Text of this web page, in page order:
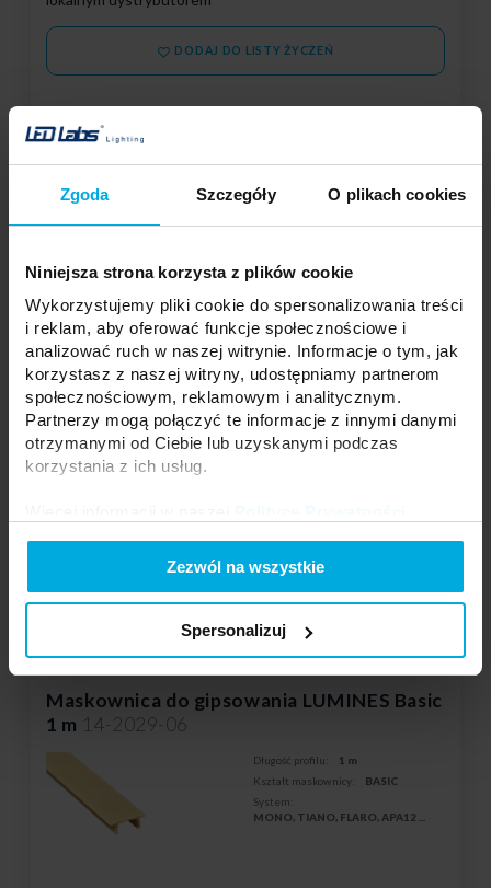
Zgoda Szczegóły O plikach cookies
Niniejsza strona korzysta z plików cookie
Wykorzystujemy pliki cookie do spersonalizowania treści
i reklam, aby oferować funkcje społecznościowe i
analizować ruch w naszej witrynie. Informacje o tym, jak
korzystasz z naszej witryny, udostępniamy partnerom
społecznościowym, reklamowym i analitycznym.
Partnerzy mogą połączyć te informacje z innymi danymi
otrzymanymi od Ciebie lub uzyskanymi podczas
korzystania z ich usług.
Zezwól na wszystkie
Spersonalizuj
DODAJ DO LISTY ŻYCZEŃ
Podmiot odpowiedzialny: LED Labs S.A., ul. Zakopiańska 2C, 30-418
Sprężyna montażowa LUMINES
Spręzyna montażowa
System:
W, inSILEDA, inDILEDA, INSO
Twoja cena:
Skontaktuj się z Twoim
lokalnym dystrybutorem
Stan magazynowy: dużo
DODAJ DO LISTY ŻYCZEŃ
Podmiot odpowiedzialny: LED Labs S.A., ul. Zakopiańska 2C, 30-418
Maskownica do gipsowania LUMINES Basic
1 m 14-2029-06
Długość profilu:
1 m
Kształt maskownicy:
BASIC
System:
MONO, TIANO, FLARO, APA12